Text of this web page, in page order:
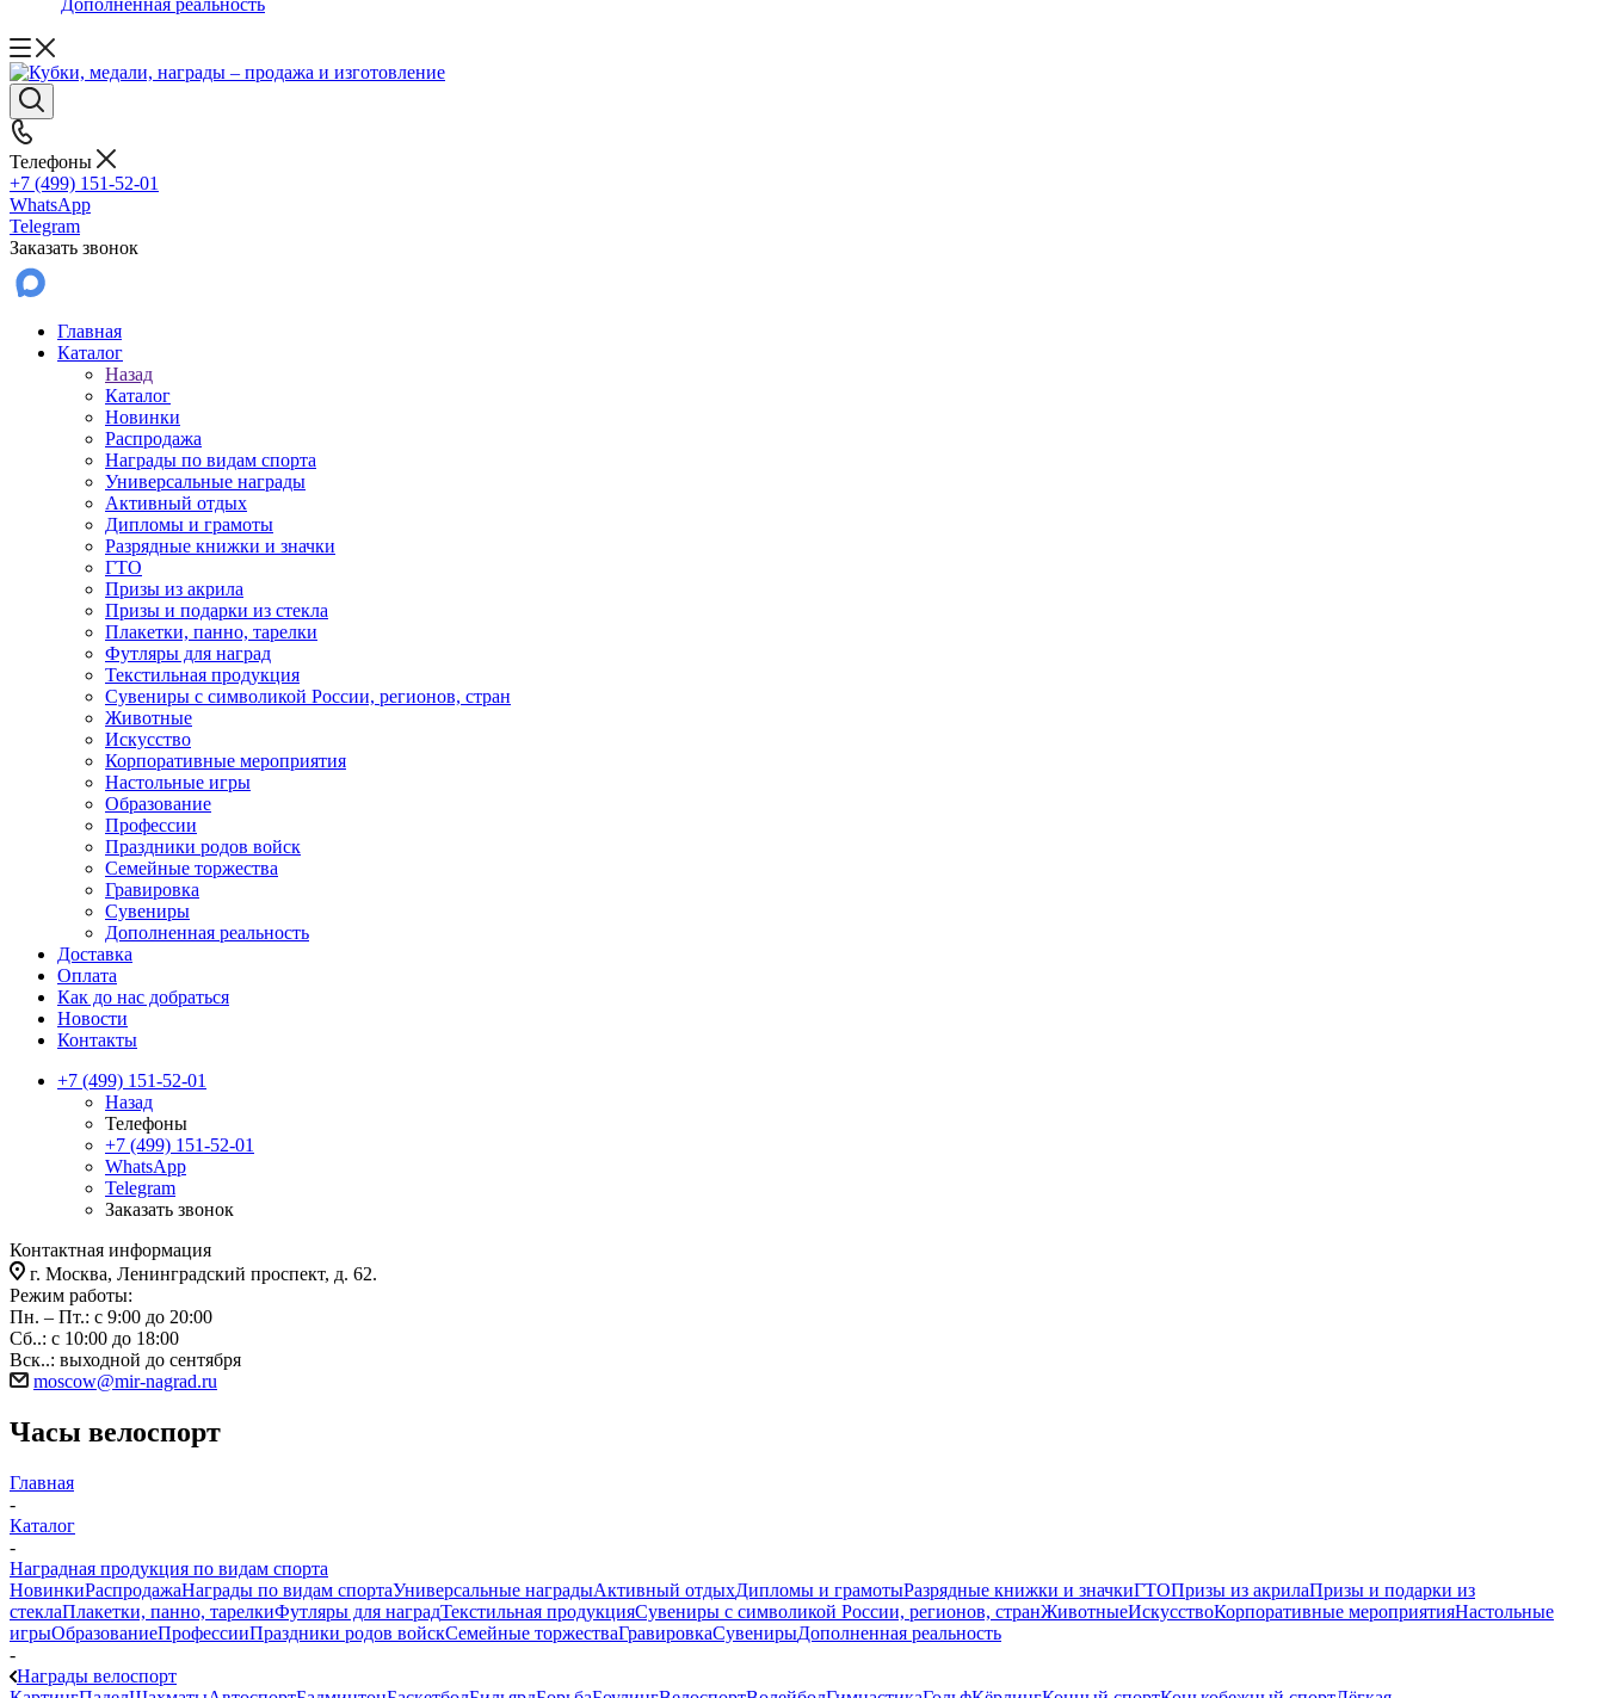
Дополненная реальность
Телефоны
+7 (499) 151-52-01
WhatsApp
Telegram
Заказать звонок
Главная
Каталог
Назад
Каталог
Новинки
Распродажа
Награды по видам спорта
Универсальные награды
Активный отдых
Дипломы и грамоты
Разрядные книжки и значки
ГТО
Призы из акрила
Призы и подарки из стекла
Плакетки, панно, тарелки
Футляры для наград
Текстильная продукция
Сувениры с символикой России, регионов, стран
Животные
Искусство
Корпоративные мероприятия
Настольные игры
Образование
Профессии
Праздники родов войск
Семейные торжества
Гравировка
Сувениры
Дополненная реальность
Доставка
Оплата
Как до нас добраться
Новости
Контакты
+7 (499) 151-52-01
Назад
Телефоны
+7 (499) 151-52-01
WhatsApp
Telegram
Заказать звонок
Контактная информация
г. Москва, Ленинградский проспект, д. 62.
Режим работы:
Пн. – Пт.: с 9:00 до 20:00
Сб..: с 10:00 до 18:00
Вск..: выходной до сентября
moscow@mir-nagrad.ru
Часы велоспорт
Главная
-
Каталог
-
Наградная продукция по видам спорта
НовинкиРаспродажаНаграды по видам спортаУниверсальные наградыАктивный отдыхДипломы и грамотыРазрядные книжки и значкиГТОПризы из акрилаПризы и подарки из
стеклаПлакетки, панно, тарелкиФутляры для наградТекстильная продукцияСувениры с символикой России, регионов, странЖивотныеИскусствоКорпоративные мероприятияНастольные
игрыОбразованиеПрофессииПраздники родов войскСемейные торжестваГравировкаСувенирыДополненная реальность
-
Награды велоспорт